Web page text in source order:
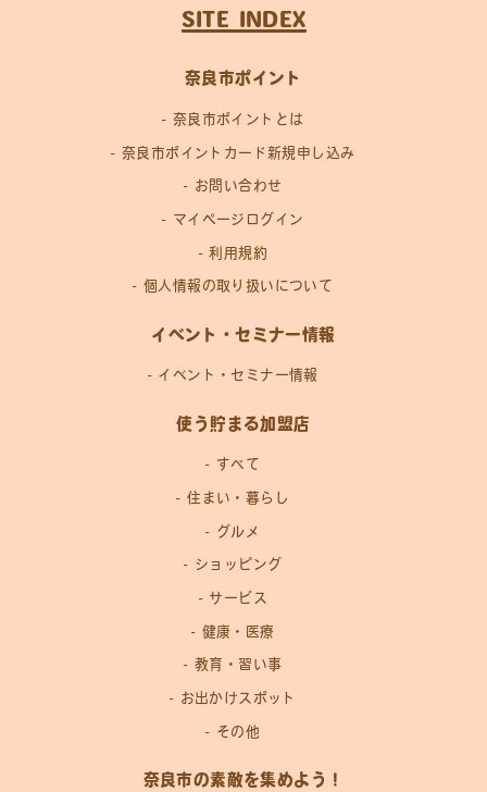
SITE INDEX
奈良市ポイント
奈良市ポイントとは
奈良市ポイントカード新規申し込み
お問い合わせ
マイページログイン
利用規約
個人情報の取り扱いについて
イベント・セミナー情報
イベント・セミナー情報
使う貯まる加盟店
すべて
住まい・暮らし
グルメ
ショッピング
サービス
健康・医療
教育・習い事
お出かけスポット
その他
奈良市の素敵を集めよう！